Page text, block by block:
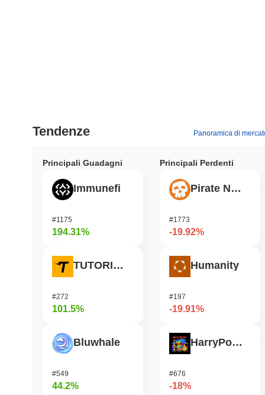
Tendenze Panoramica di
Principali Guadagni
Immunefi
#1175
194.31%
TUTORIAL
#272
101.5%
Bluwhale
#549
44.2%
Principali Perdenti
Pirate Nation Token
#1773
-19.92%
Humanity
#197
-19.91%
HarryPotterObamaSonic10Inu (ETH)
#676
-18%